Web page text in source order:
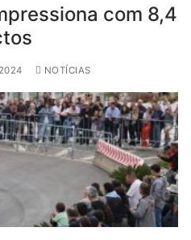
com 8,4
NOTÍCIAS